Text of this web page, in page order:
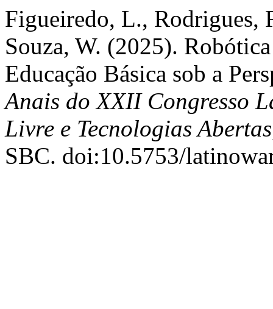
Figueiredo, L.,
Souza, W. (2025).
Educação Básica sob a
Anais do XXII Congresso
Livre e Tecnologias Abertas
SBC. doi:10.5753/